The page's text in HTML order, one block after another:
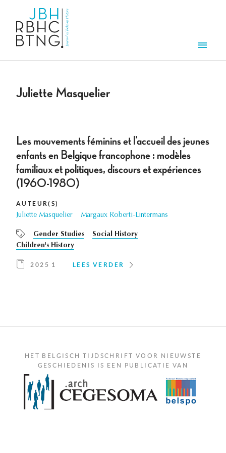
Juliette Masquelier
Les mouvements féminins et l’accueil des jeunes
enfants en Belgique francophone : modèles
familiaux et politiques, discours et expériences
(1960-1980)
AUTEUR(S)
Juliette Masquelier Margaux Roberti-Lintermans
Gender Studies
Social History
Children's History
2025 1 LEES VERDER
HET BELGISCH TIJDSCHRIFT VOOR NIEUWSTE
GESCHIEDENIS IS EEN PUBLICATIE VAN